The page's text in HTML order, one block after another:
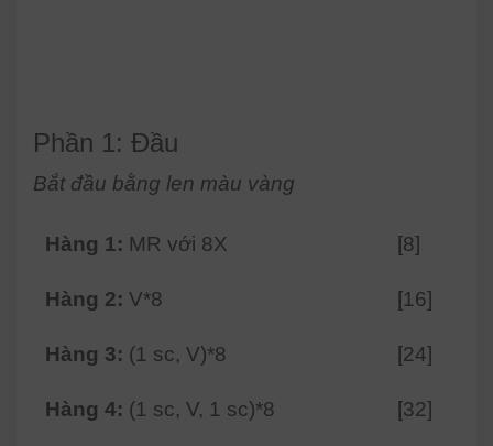
Phần 1: Đầu
Bắt đầu bằng len màu vàng
Hàng 1: MR với 8X [8]
Hàng 2: V*8 [16]
Hàng 3: (1 sc, V)*8 [24]
Hàng 4: (1 sc, V, 1 sc)*8 [32]